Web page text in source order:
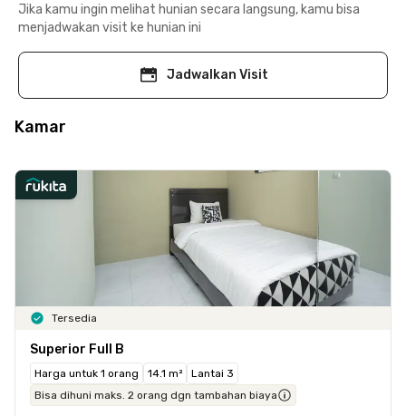
Jika kamu ingin melihat hunian secara langsung, kamu bisa
menjadwakan visit ke hunian ini
Jadwalkan Visit
Kamar
Tersedia
Superior Full B
Harga untuk 1 orang 14.1 m²
Lantai 3
Bisa dihuni maks. 2 orang dgn tambahan biaya